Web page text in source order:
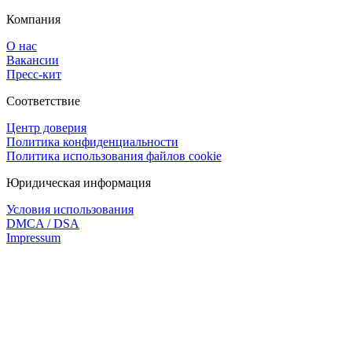
Компания
О нас
Вакансии
Пресс-кит
Соответствие
Центр доверия
Политика конфиденциальности
Политика использования файлов cookie
Юридическая информация
Условия использования
DMCA / DSA
Impressum